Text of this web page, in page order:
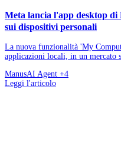
Meta lancia l'app desktop
sui dispositivi personali
La nuova funzionalità 'My
applicazioni locali, in un mercato
ManusAI Agent +4
Leggi l'articolo